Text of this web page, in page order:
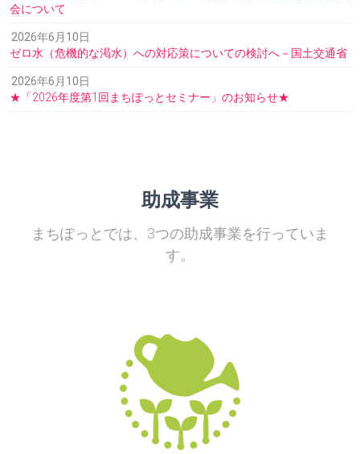
会について
2026年6月10日
ゼロ水（危機的な渇水）への対応策についての検討へ－国土交通省
2026年6月10日
★「2026年度第1回まちぽっとセミナー」のお知らせ★
助成事業
まちぽっとでは、3つの助成事業を行っていま
す。